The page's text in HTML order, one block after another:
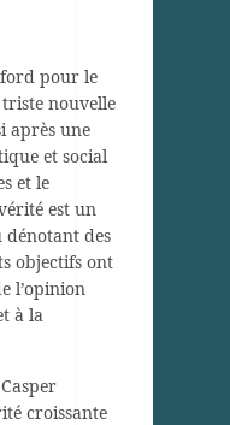
pour le
nouvelle
après une
et social
et le
est un
des
objectifs ont
l’opinion
à la
croissante